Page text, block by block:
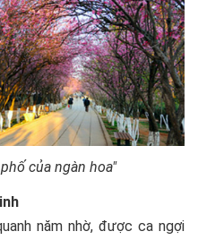
của ngàn hoa"
năm nhờ, được ca ngợi